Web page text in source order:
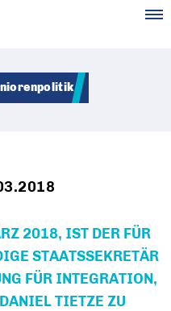
2018, IST DER FÜR
STAATSSEKRETÄR
FÜR INTEGRATION,
TIETZE ZU